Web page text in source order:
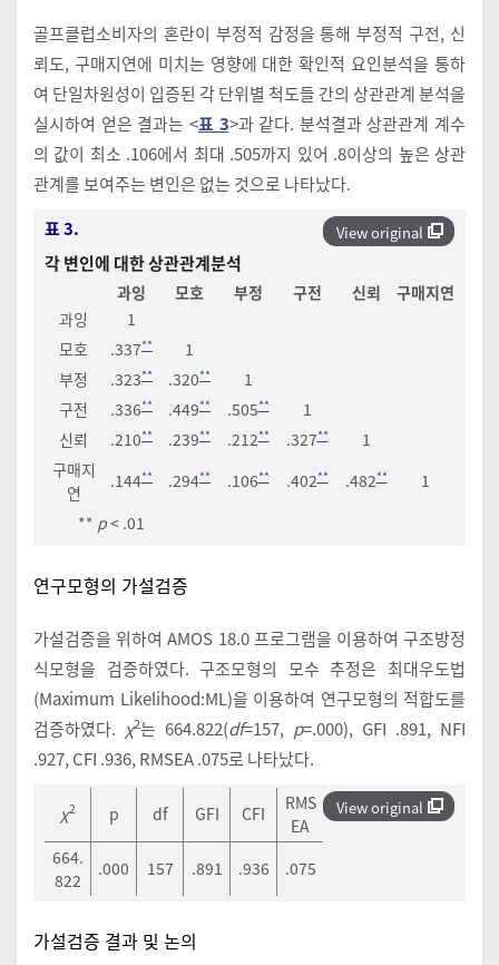
골프클럽소비자의 혼란이 부정적 감정을 통해 부정적 구전, 신
뢰도, 구매지연에 미치는 영향에 대한 확인적 요인분석을 통하
여 단일차원성이 입증된 각 단위별 척도들 간의 상관관계 분석을
실시하여 얻은 결과는 <표 3>과 같다. 분석결과 상관관계 계수
의 값이 최소 .106에서 최대 .505까지 있어 .8이상의 높은 상관
관계를 보여주는 변인은 없는 것으로 나타났다.
View original
표 3.
각 변인에 대한 상관관계분석
과잉 모호 부정 구전 신뢰
구매지연
과잉
1
모호
.337**
1
부정
.323** .320**
1
구전
.336** .449** .505**
1
신뢰
.210** .239** .212** .327**
1
구매지
연
.144** .294** .106** .402** .482**
1
** p< .01
연구모형의 가설검증
가설검증을 위하여 AMOS 18.0 프로그램을 이용하여 구조방정
식모형을 검증하였다. 구조모형의 모수 추정은 최대우도법
(Maximum Likelihood:ML)을 이용하여 연구모형의 적합도를
검증하였다. χ2는 664.822(df=157, p=.000), GFI .891, NFI
.927, CFI .936, RMSEA .075로 나타났다.
View original
χ2 p df GFI CFI
RMS
EA
664.
822
.000 157 .891 .936 .075
가설검증 결과 및 논의